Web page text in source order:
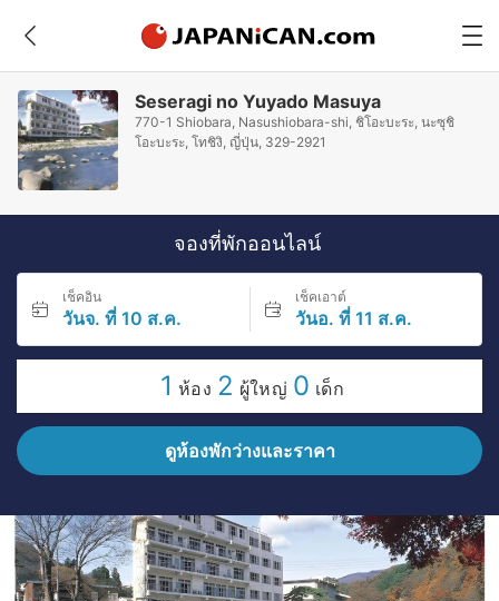
Seseragi no Yuyado Masuya
770-1 Shiobara, Nasushiobara-shi, ชิโอะบะระ, นะซุชิ
โอะบะระ, โทชิงิ, ญี่ปุ่น, 329-2921
จองที่พักออนไลน์
เช็คอิน
วันจ. ที่ 10 ส.ค.
เช็คเอาต์
วันอ. ที่ 11 ส.ค.
1 ห้อง 2 ผู้ใหญ่ 0 เด็ก
ดูห้องพักว่างและราคา